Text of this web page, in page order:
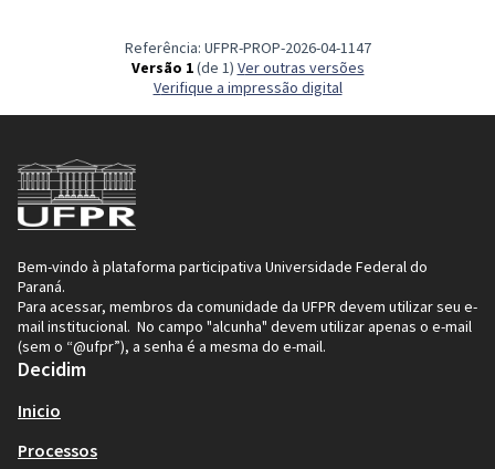
Referência: UFPR-PROP-2026-04-1147
Versão 1(de 1) ver outras versões
Verifique a impressão digital
Bem-vindo à plataforma participativa Universidade Federal do
Paraná.
Para acessar, membros da comunidade da UFPR devem utilizar seu e-
mail institucional. No campo "alcunha" devem utilizar apenas o e-mail
(sem o “@ufpr”), a senha é a mesma do e-mail.
Decidim
Inicio
Processos